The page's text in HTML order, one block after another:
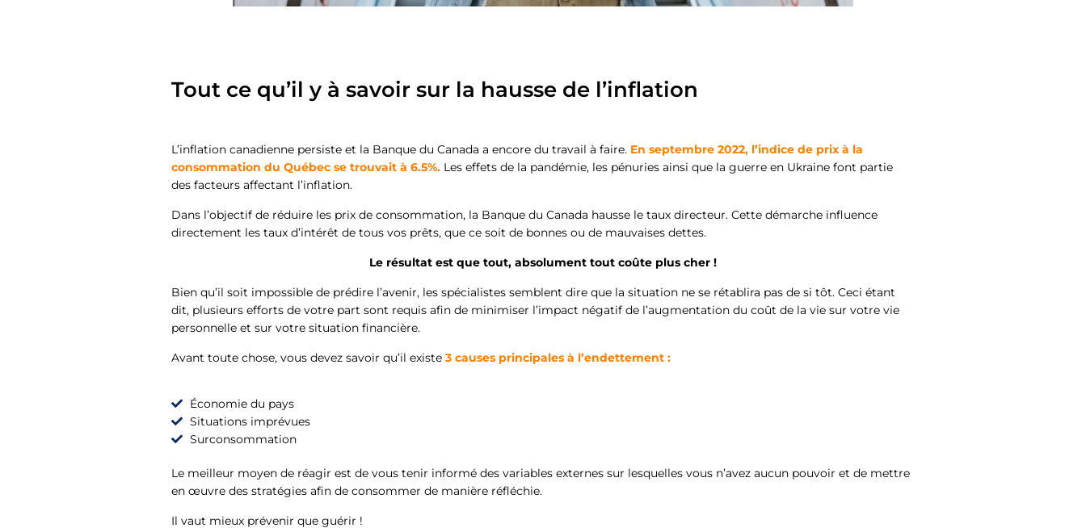
Tout ce qu’il y à savoir sur la hausse de l’inflation
L’inflation canadienne persiste et la Banque du Canada a encore du travail à faire. En septembre 2022, l’indice de prix à la
consommation du Québec se trouvait à 6.5%. Les effets de la pandémie, les pénuries ainsi que la guerre en Ukraine font partie
des facteurs affectant l’inflation.
Dans l’objectif de réduire les prix de consommation, la Banque du Canada hausse le taux directeur. Cette démarche influence
directement les taux d’intérêt de tous vos prêts, que ce soit de bonnes ou de mauvaises dettes.
Le résultat est que tout, absolument tout coûte plus cher !
Bien qu’il soit impossible de prédire l’avenir, les spécialistes semblent dire que la situation ne se rétablira pas de si tôt. Ceci étant
dit, plusieurs efforts de votre part sont requis afin de minimiser l’impact négatif de l’augmentation du coût de la vie sur votre vie
personnelle et sur votre situation financière.
Avant toute chose, vous devez savoir qu’il existe 3 causes principales à l’endettement :
Économie du pays
Situations imprévues
Surconsommation
Le meilleur moyen de réagir est de vous tenir informé des variables externes sur lesquelles vous n’avez aucun pouvoir et de mettre
en œuvre des stratégies afin de consommer de manière réfléchie.
Il vaut mieux prévenir que guérir !